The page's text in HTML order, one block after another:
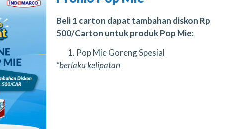
Beli 1 carton dapat tambahan diskon Rp
500/Carton untuk produk Pop Mie:
Pop Mie Goreng Spesial
*berlaku kelipatan